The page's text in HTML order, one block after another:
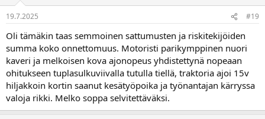
19.7.2025 #19
Oli tämäkin taas semmoinen sattumusten ja riskitekijöiden
summa koko onnettomuus. Motoristi parikymppinen nuori
kaveri ja melkoisen kova ajonopeus yhdistettynä nopeaan
ohitukseen tuplasulkuviivalla tutulla tiellä, traktoria ajoi 15v
hiljakkoin kortin saanut kesätyöpoika ja työnantajan kärryssa
valoja rikki. Melko soppa selvitettäväksi.